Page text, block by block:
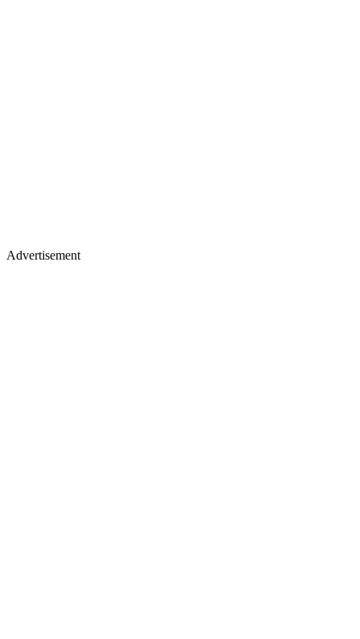
Advertisement